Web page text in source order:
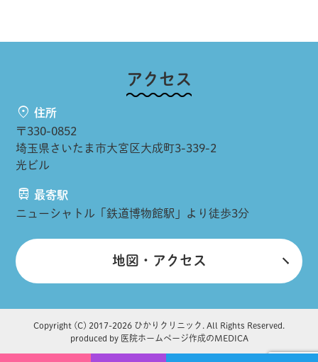
アクセス
住所
〒330-0852
埼玉県さいたま市大宮区大成町3-339-2
光ビル
最寄駅
ニューシャトル「鉄道博物館駅」より徒歩3分
地図・アクセス
Copyright (C) 2017-2026 ひかりクリニック. All Rights Reserved.
produced by 医院ホームページ作成のMEDICA